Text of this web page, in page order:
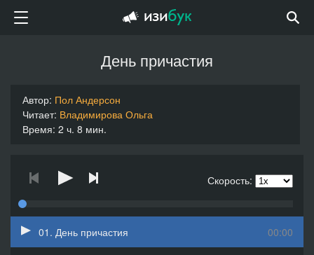
День причастия
Автор: Пол Андерсон
Читает: Владимирова Ольга
Время: 2 ч. 8 мин.
Скорость:
00:00
01. День причастия